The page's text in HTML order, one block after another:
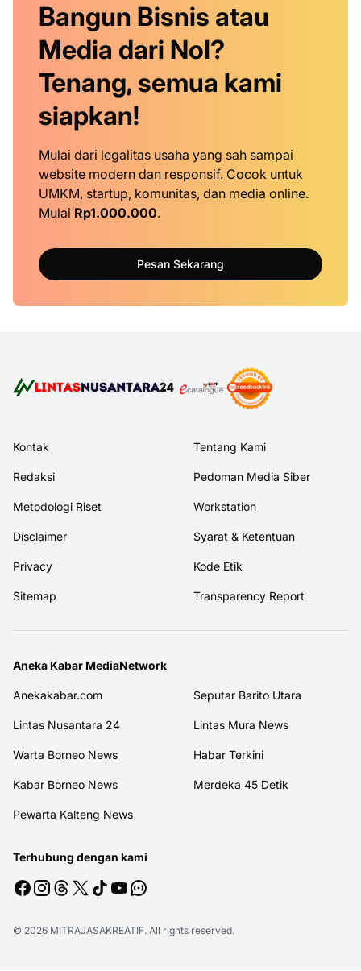
Bangun Bisnis atau
Media dari Nol?
Tenang, semua kami
siapkan!
Mulai dari legalitas usaha yang sah sampai
website modern dan responsif. Cocok untuk
UMKM, startup, komunitas, dan media online.
Mulai Rp1.000.000.
Pesan Sekarang
Kontak Tentang Kami
Redaksi Pedoman Media Siber
Metodologi Riset Workstation
Disclaimer Syarat & Ketentuan
Privacy Kode Etik
Sitemap Transparency Report
Aneka Kabar MediaNetwork
Anekakabar.com Seputar Barito Utara
Lintas Nusantara 24 Lintas Mura News
Warta Borneo News Habar Terkini
Kabar Borneo News Merdeka 45 Detik
Pewarta Kalteng News
Terhubung dengan kami
© 2026 MITRAJASAKREATIF. All rights reserved.